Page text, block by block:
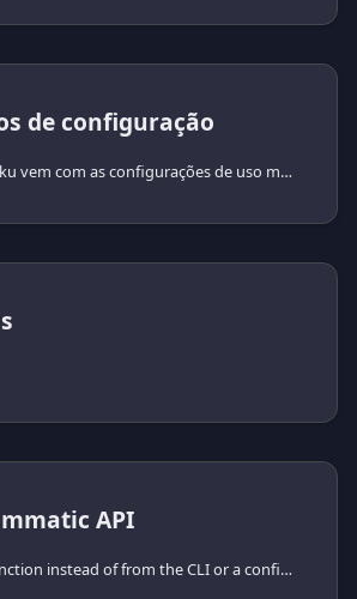
de configuração
Por padrão, o Poku vem com as configurações de uso mais comuns predefinidas, mas você pode ajustá-las como desejar.
API
Run Poku as a function instead of from the CLI or a configuration file.